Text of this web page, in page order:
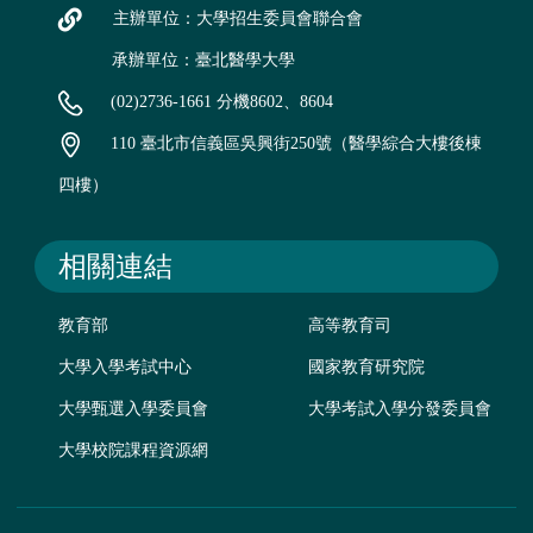
主辦單位：大學招生委員會聯合會
承辦單位：臺北醫學大學
(02)2736-1661 分機8602、8604
110 臺北市信義區吳興街250號（醫學綜合大樓後棟
四樓）
相關連結
教育部 高等教育司
大學入學考試中心 國家教育研究院
大學甄選入學委員會 大學考試入學分發委員會
大學校院課程資源網